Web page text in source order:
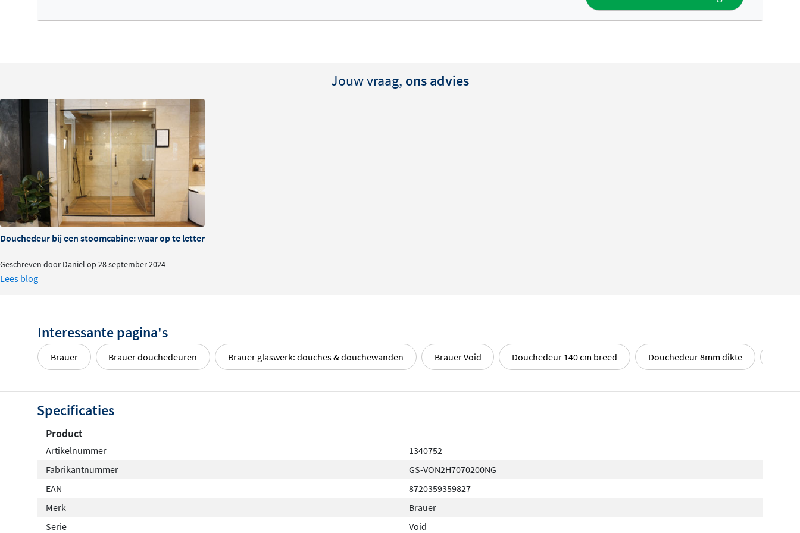
Jouw vraag, ons advies
Douchedeur bij een stoomcabine: waar op te letten?
Geschreven door Daniel op 28 september 2024
Lees blog
Interessante pagina's
Brauer Brauer douchedeuren Brauer glaswerk: douches & douchewanden Brauer Void Douchedeur 140 cm breed Douchedeur 8mm dikte
Specificaties
Product
Artikelnummer
1340752
Fabrikantnummer
GS-VON2H7070200NG
EAN
8720359359827
Merk
Brauer
Serie
Void